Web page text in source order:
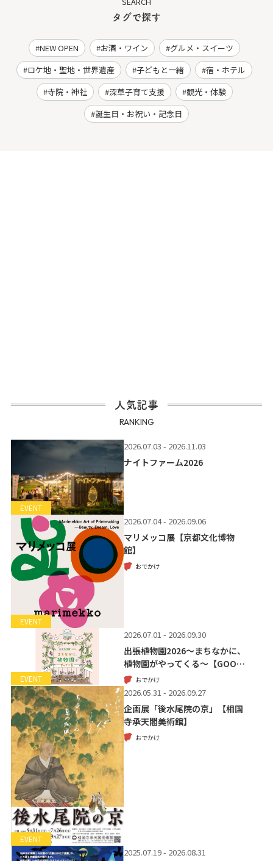
タグで探す
NEW OPEN お酒・ワイン
グルメ・スイーツ
ロケ地・聖地・世界遺産
子どもと一緒
宿・ホテル
寺院・神社
深草子育て支援
観光・体験
誕生日・お祝い・記念日
人気記事
RANKING
EVENT
2026.07.03 - 2026.11.03
ナイトファーム2026
EVENT
2026.07.04 - 2026.09.06
マリメッコ展【京都文化博物
館】
おでかけ
EVENT
2026.07.01 - 2026.09.30
出張植物園2026～まちなかに、
植物園がやってくる～【GOO…
おでかけ
EVENT
2026.05.31 - 2026.09.27
企画展「後水尾院の京」【相国
寺承天閣美術館】
おでかけ
2025.07.19 - 2026.08.31